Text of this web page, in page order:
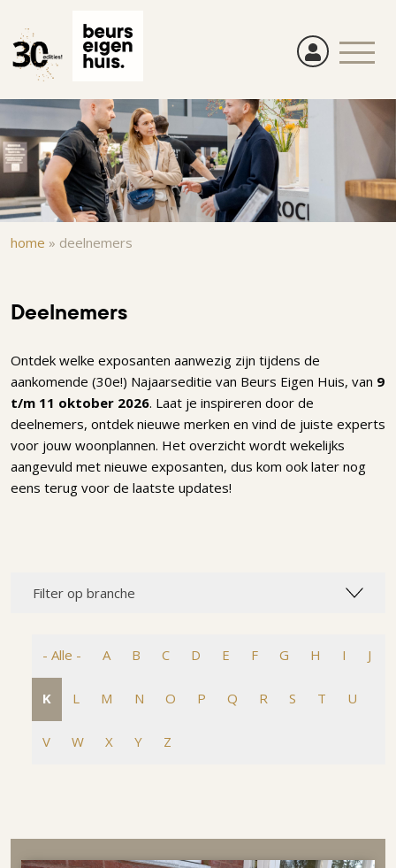
naar
de
gaan
Kruimelpad
home » deelnemers
Deelnemers
Ontdek welke exposanten aanwezig zijn tijdens de
aankomende (30e!) Najaarseditie van Beurs Eigen Huis, van 9
t/m 11 oktober 2026. Laat je inspireren door de
deelnemers, ontdek nieuwe merken en vind de juiste experts
voor jouw woonplannen. Het overzicht wordt wekelijks
aangevuld met nieuwe exposanten, dus kom ook later nog
eens terug voor de laatste updates!
Filter op branche
- Alle - A B C D E F G H I J
K L M N O P Q R S T U
V W X Y Z